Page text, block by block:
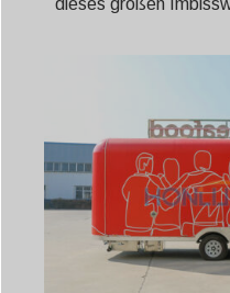
dieses großen